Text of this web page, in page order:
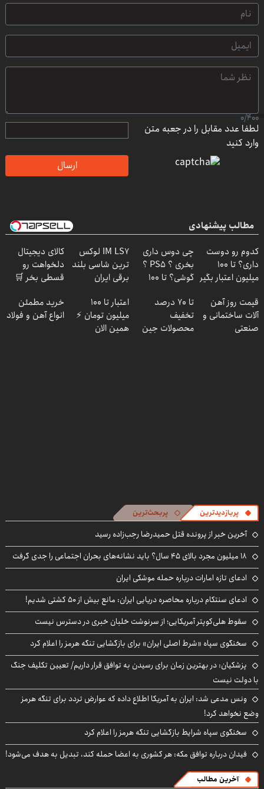
0/400
لطفا عدد مقابل را در جعبه متن
وارد کنید
ارسال
مطالب پیشنهادی
کدوم رو دوست
داری؟ تا 100
میلیون اعتبار بگیر
چی دوس داری
بخری ؟ PS5 ؟
گوشی؟ تا 100
و قسطی بخر ✅
IM LS7 لوکس
ترین شاسی بلند
برقی ایران
کالای دیجیتال
دلخواهت رو
قسطی بخر 🛒
بده 📌
قیمت روز آهن
آلات ساختمانی و
صنعتی
تا 70 درصد
تخفیف
محصولات جین
اعتبار تا ۱۰۰
میلیون تومان ⚡
همین الان
خرید مطمئن
انواع آهن و فولاد
پربازدیدترین پربحث‌ترین
آخرین خبر از پرونده قتل حمیدرضا رجب‌زاده رسید
۱۸ میلیون مجرد بالای ۴۵ سال؟ باید نشانه‌های بحران اجتماعی را جدی گرفت
ادعای تازه امارات درباره حمله موشکی ایران
ادعای سنتکام درباره محاصره دریایی ایران: مانع بیش از ۵۰ کشتی شدیم!
سقوط هلی‌کوپتر آمریکایی؛ از سرنوشت خلبان خبری در دسترس نیست
سخنگوی سپاه «شرط اصلی ایران» برای بازگشایی تنگه هرمز را اعلام کرد
پزشکیان‌: در بهترین زمان برای رسیدن به توافق قرار داریم/ تعیین تکلیف جنگ
با دولت نیست
ونس مدعی شد: ایران به آمریکا اطلاع داده که عوارض تردد برای تنگه هرمز
وضع نخواهد کرد!
سخنگوی سپاه شرایط بازگشایی تنگه هرمز را اعلام کرد
فیدان درباره توافق مکه: هر کشوری به اعضا حمله کند، تبدیل به هدف می‌شود!
آخرین مطالب